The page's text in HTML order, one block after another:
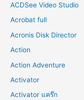
ACDSee Video Studio
Acrobat full
Acronis Disk Director
Action
Action Adventure
Activator
Activator แคร๊ก